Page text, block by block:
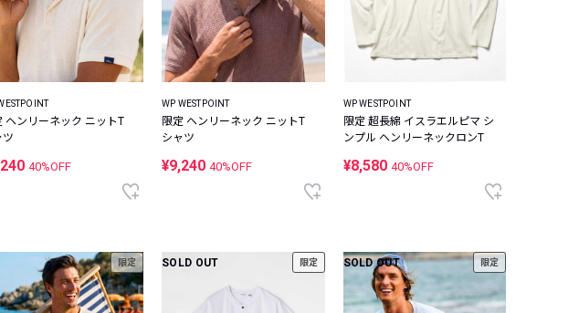
ヘンリーネック ニットT
ツ
40%OFF
WP WESTPOINT
限定 ヘンリーネック ニットT
シャツ
¥9,24040%OFF
WP WESTPOINT
限定 超長綿 イスラエルピマ シ
ンプル ヘンリーネックロンT
¥8,580 40%OFF
限定 SOLD OUT 限定 SOLD OUT 限定